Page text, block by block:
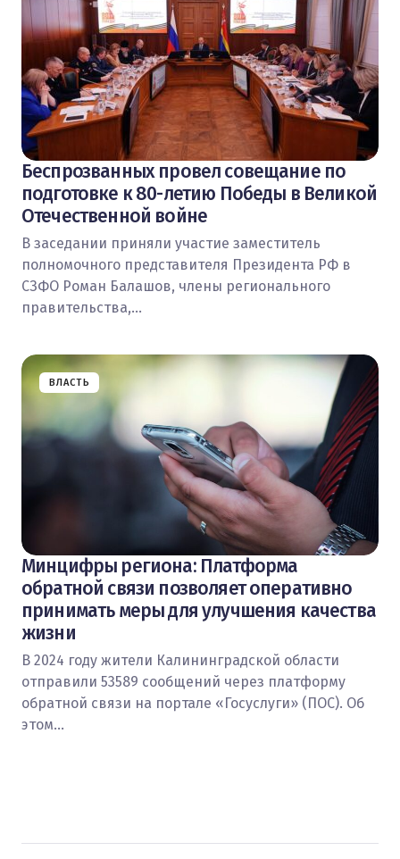
Беспрозванных провел совещание по
подготовке к 80-летию Победы в Великой
Отечественной войне
В заседании приняли участие заместитель
полномочного представителя Президента РФ в
СЗФО Роман Балашов, члены регионального
правительства,…
ВЛАСТЬ
Минцифры региона: Платформа
обратной связи позволяет оперативно
принимать меры для улучшения качества
жизни
В 2024 году жители Калининградской области
отправили 53589 сообщений через платформу
обратной связи на портале «Госуслуги» (ПОС). Об
этом…